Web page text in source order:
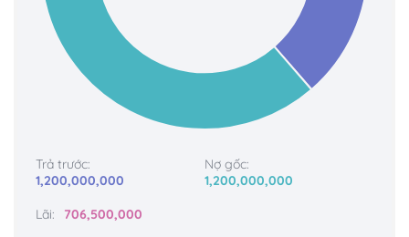
Trả trước:
1,200,000,000
Nợ gốc:
1,200,000,000
Lãi: 706,500,000